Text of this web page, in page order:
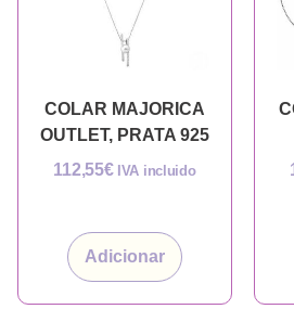
COLAR MAJORICA
OUTLET, PRATA 925
112,55€ IVA incluido
Adicionar